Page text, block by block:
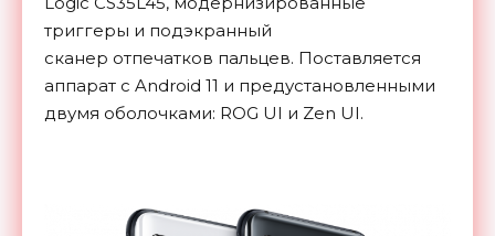
триггеры и подэкранный
сканер отпечатков пальцев. Поставляется
аппарат с Android 11 и предустановленными
двумя оболочками: ROG UI и Zen UI.